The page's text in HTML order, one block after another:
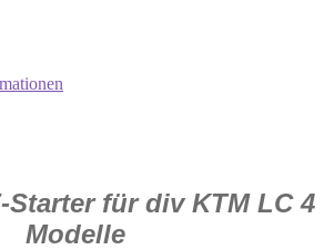
Starter für div KTM LC 4
Modelle